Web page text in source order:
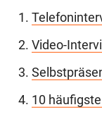
Video-
10